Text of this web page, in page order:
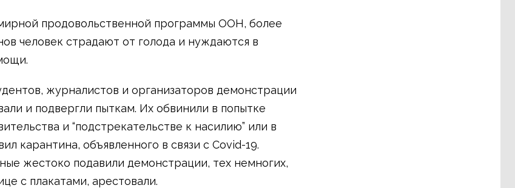
продовольственной программы ООН, более
человек страдают от голода и нуждаются в
журналистов и организаторов демонстрации
и подвергли пыткам. Их обвинили в попытке
и “подстрекательстве к насилию” или в
карантина, объявленного в связи с Covid-19.
жестоко подавили демонстрации, тех немногих,
с плакатами, арестовали.